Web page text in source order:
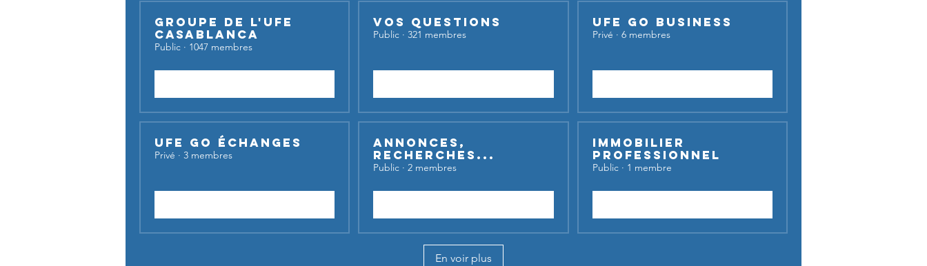
Groupe de l'UFE
Casablanca
Public · 1047 membres
Vos questions
Public · 321 membres
UFE GO BUSINESS
Privé · 6 membres
UFE Go Échanges
Privé · 3 membres
Annonces,
recherches...
Public · 2 membres
Immobilier
Professionnel
Public · 1 membre
En voir plus